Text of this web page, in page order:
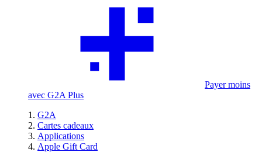
Payer moins
avec G2A Plus
G2A
Cartes cadeaux
Applications
Apple Gift Card